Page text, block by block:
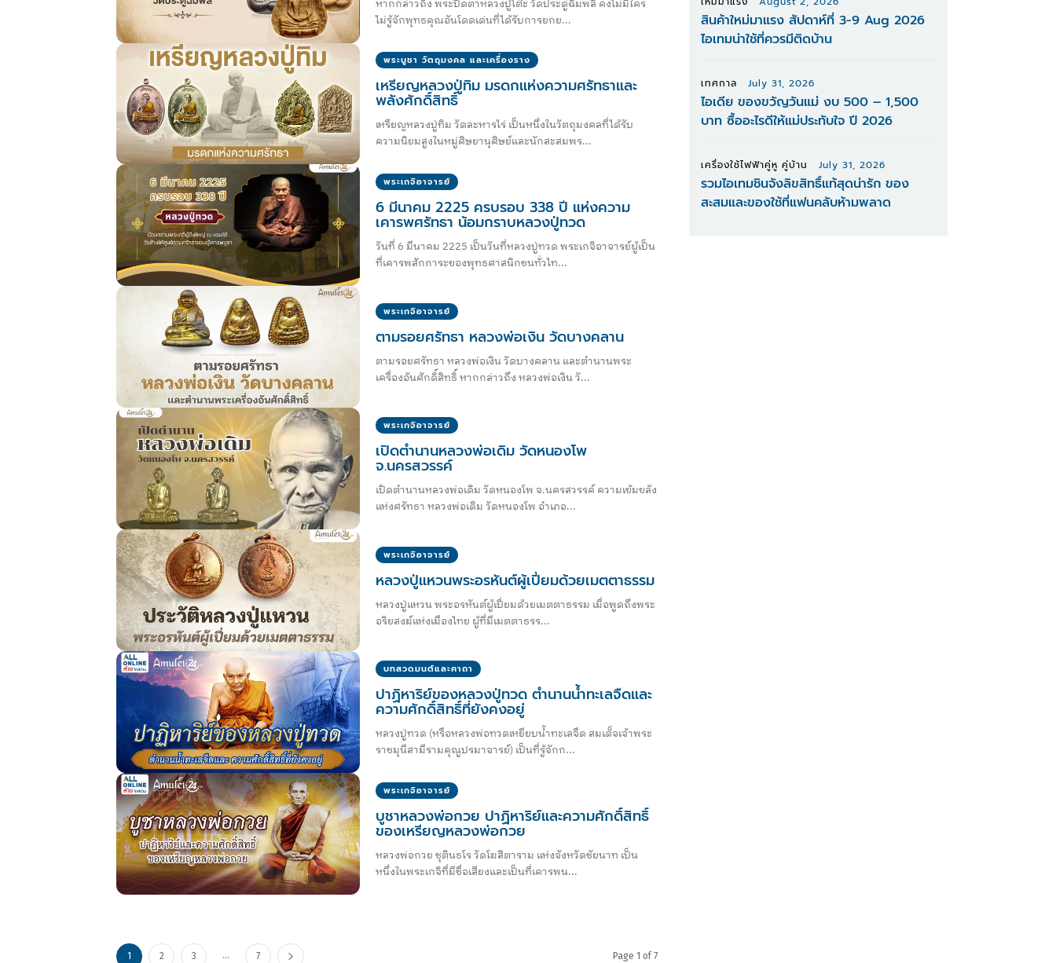
หากกล่าวถึง พระปิดตาหลวงปู่โต๊ะ วัดประดู่ฉิมพลี คงไม่มีใคร
ไม่รู้จักพุทธคุณอันโดดเด่นที่ได้รับการยกย...
พระบูชา วัตถุมงคล และเครื่องราง
เหรียญหลวงปู่ทิม มรดกแห่งความศรัทธาและ
พลังศักดิ์สิทธิ์
เหรียญหลวงปู่ทิม วัดละหารไร่ เป็นหนึ่งในวัตถุมงคลที่ได้รับ
ความนิยมสูงในหมู่ศิษยานุศิษย์และนักสะสมพร...
พระเกจิอาจารย์
6 มีนาคม 2225 ครบรอบ 338 ปี แห่งความ
เคารพศรัทธา น้อมกราบหลวงปู่ทวด
วันที่ 6 มีนาคม 2225 เป็นวันที่หลวงปู่ทวด พระเกจิอาจารย์ผู้เป็น
ที่เคารพสักการะของพุทธศาสนิกชนทั่วไท...
พระเกจิอาจารย์
ตามรอยศรัทธา หลวงพ่อเงิน วัดบางคลาน
ตามรอยศรัทธา หลวงพ่อเงิน วัดบางคลาน และตำนานพระ
เครื่องอันศักดิ์สิทธิ์ หากกล่าวถึง หลวงพ่อเงิน วั...
พระเกจิอาจารย์
เปิดตำนานหลวงพ่อเดิม วัดหนองโพ
จ.นครสวรรค์
เปิดตำนานหลวงพ่อเดิม วัดหนองโพ จ.นครสวรรค์ ความเข้มขลัง
แห่งศรัทธา หลวงพ่อเดิม วัดหนองโพ อำเภอ...
พระเกจิอาจารย์
หลวงปู่แหวนพระอรหันต์ผู้เปี่ยมด้วยเมตตาธรรม
หลวงปู่แหวน พระอรหันต์ผู้เปี่ยมด้วยเมตตาธรรม เมื่อพูดถึงพระ
อริยสงฆ์แห่งเมืองไทย ผู้ที่มีเมตตาธรร...
บทสวดมนต์และคาถา
ปาฏิหาริย์ของหลวงปู่ทวด ตำนานน้ำทะเลจืดและ
ความศักดิ์สิทธิ์ที่ยังคงอยู่
หลวงปู่ทวด (หรือหลวงพ่อทวดเหยียบน้ำทะเลจืด สมเด็จเจ้าพระ
ราชมุนีสามีรามคุณูปรมาจารย์) เป็นที่รู้จักก...
พระเกจิอาจารย์
บูชาหลวงพ่อกวย ปาฏิหาริย์และความศักดิ์สิทธิ์
ของเหรียญหลวงพ่อกวย
หลวงพ่อกวย ชุตินธโร วัดโฆสิตาราม แห่งจังหวัดชัยนาท เป็น
หนึ่งในพระเกจิที่มีชื่อเสียงและเป็นที่เคารพน...
1 2 3 ... 7 Page 1 of 7
สินค้าใหม่มาแรง สัปดาห์ที่ 3-9 Aug 2026
ไอเทมน่าใช้ที่ควรมีติดบ้าน
เทศกาล July 31, 2026
ไอเดีย ของขวัญวันแม่ งบ 500 – 1,500
บาท ซื้ออะไรดีให้แม่ประทับใจ ปี 2026
เครื่องใช้ไฟฟ้าคู่หู คู่บ้าน July 31, 2026
รวมไอเทมชินจังลิขสิทธิ์แท้สุดน่ารัก ของ
สะสมและของใช้ที่แฟนคลับห้ามพลาด